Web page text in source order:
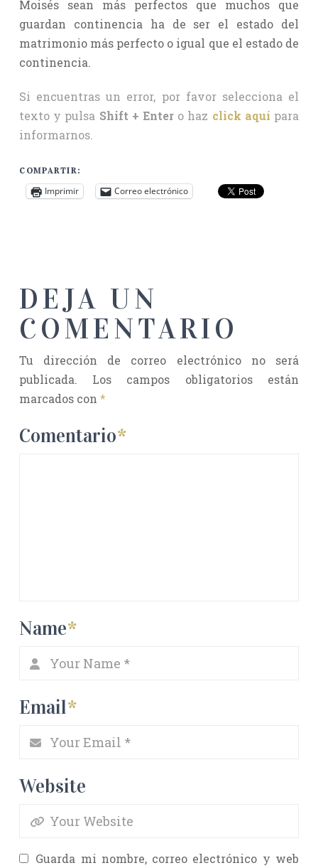
Moisés sean más perfectos que muchos que
guardan continencia ha de ser el estado del
matrimonio más perfecto o igual que el estado de
continencia.
Si encuentras un error, por favor selecciona el
texto y pulsa Shift + Enter o haz click aquí para
informarnos.
COMPARTIR:
Imprimir Correo electrónico
DEJA UN
COMENTARIO
Tu dirección de correo electrónico no será
publicada.
Los campos obligatorios están
marcados con *
Comentario*
Name*
Email*
Website
Guarda mi nombre, correo electrónico y web